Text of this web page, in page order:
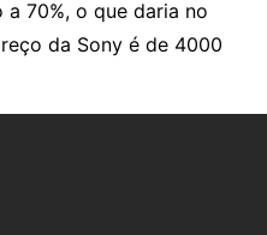
70%, o que daria no
da Sony é de 4000